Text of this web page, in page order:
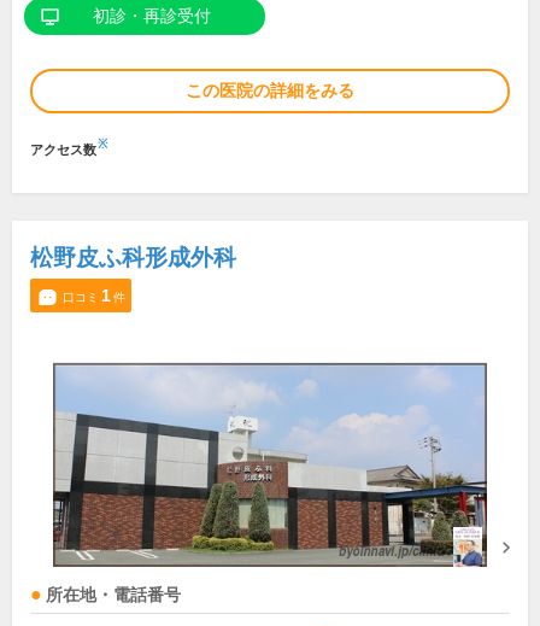
初診・再診受付
この医院の詳細をみる
アクセス数※
松野皮ふ科形成外科
口コミ 1件
所在地・電話番号